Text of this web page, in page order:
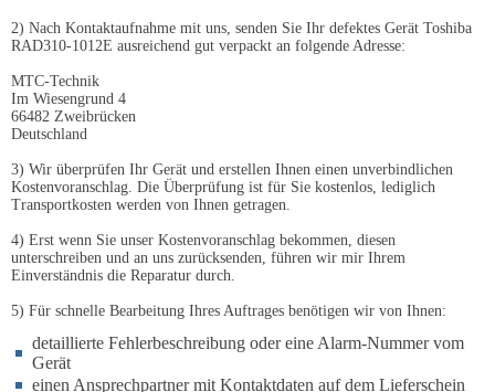
2) Nach Kontaktaufnahme mit uns, senden Sie Ihr defektes Gerät Toshiba
RAD310-1012E ausreichend gut verpackt an folgende Adresse:
MTC-Technik
Im Wiesengrund 4
66482 Zweibrücken
Deutschland
3) Wir überprüfen Ihr Gerät und erstellen Ihnen einen unverbindlichen
Kostenvoranschlag. Die Überprüfung ist für Sie kostenlos, lediglich
Transportkosten werden von Ihnen getragen.
4) Erst wenn Sie unser Kostenvoranschlag bekommen, diesen
unterschreiben und an uns zurücksenden, führen wir mir Ihrem
Einverständnis die Reparatur durch.
5) Für schnelle Bearbeitung Ihres Auftrages benötigen wir von Ihnen:
detaillierte Fehlerbeschreibung oder eine Alarm-Nummer vom
Gerät
einen Ansprechpartner mit Kontaktdaten auf dem Lieferschein